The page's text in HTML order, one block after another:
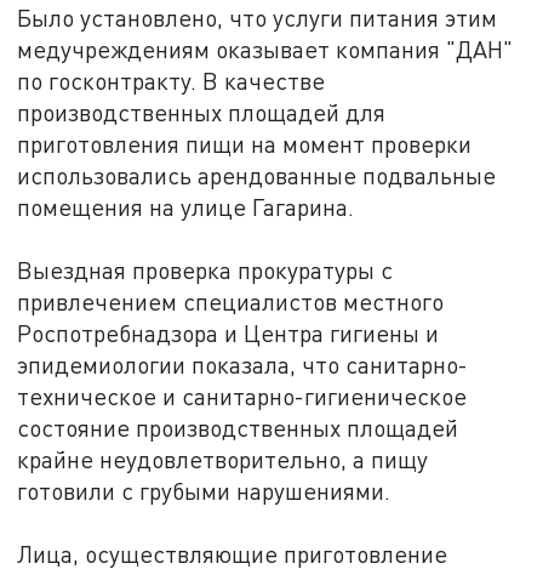
Было установлено, что услуги питания этим
медучреждениям оказывает компания "ДАН"
по госконтракту. В качестве
производственных площадей для
приготовления пищи на момент проверки
использовались арендованные подвальные
помещения на улице Гагарина.
Выездная проверка прокуратуры с
привлечением специалистов местного
Роспотребнадзора и Центра гигиены и
эпидемиологии показала, что санитарно-
техническое и санитарно-гигиеническое
состояние производственных площадей
крайне неудовлетворительно, а пищу
готовили с грубыми нарушениями.
Лица, осуществляющие приготовление